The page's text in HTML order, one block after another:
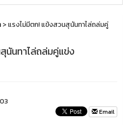
> แรงไม่มีตก! แข้งสวนสุนันทาไล่ถล่มคู่
นันทาไล่ถล่มคู่แข่ง
Email